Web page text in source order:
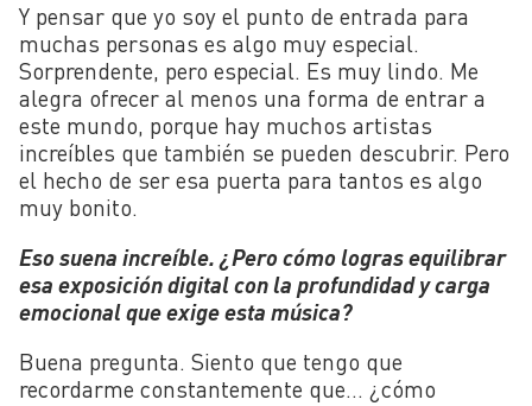
Y pensar que yo soy el punto de entrada para
muchas personas es algo muy especial.
Sorprendente, pero especial. Es muy lindo. Me
alegra ofrecer al menos una forma de entrar a
este mundo, porque hay muchos artistas
increíbles que también se pueden descubrir. Pero
el hecho de ser esa puerta para tantos es algo
muy bonito.
Eso suena increíble. ¿Pero cómo logras equilibrar
esa exposición digital con la profundidad y carga
emocional que exige esta música?
Buena pregunta. Siento que tengo que
recordarme constantemente que… ¿cómo